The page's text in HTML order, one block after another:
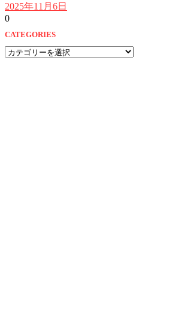
2025年11月6日
0
CATEGORIES
CATEGORIES